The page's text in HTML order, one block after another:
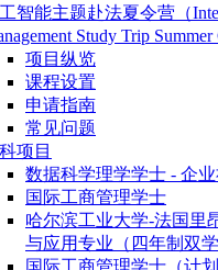
智能主题赴法夏令营（
Study Trip Summer
项目纵览
课程设置
申请指南
常见问题
项目
数据科学理学学士 - 企
国际工商管理学士
哈尔滨工业大学-法国里
与应用专业（四年制双学
国际工商管理学士（计